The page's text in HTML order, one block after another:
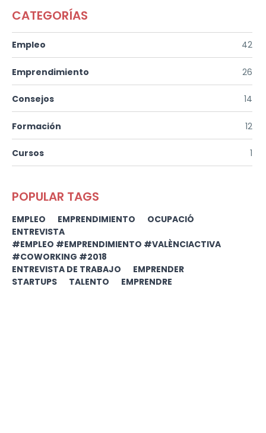
CATEGORÍAS
Empleo 42
Emprendimiento 26
Consejos 14
Formación 12
Cursos 1
POPULAR TAGS
EMPLEO EMPRENDIMIENTO
OCUPACIÓ
ENTREVISTA
#EMPLEO #EMPRENDIMIENTO #VALÈNCIACTIVA
#COWORKING #2018
ENTREVISTA DE TRABAJO
EMPRENDER
STARTUPS
TALENTO EMPRENDRE